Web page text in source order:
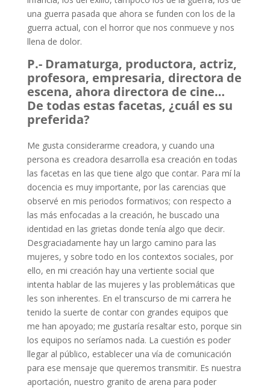
una guerra pasada que ahora se funden con los de la
guerra actual, con el horror que nos conmueve y nos
llena de dolor.
P.- Dramaturga, productora, actriz,
profesora, empresaria, directora de
escena, ahora directora de cine…
De todas estas facetas, ¿cuál es su
preferida?
Me gusta considerarme creadora, y cuando una
persona es creadora desarrolla esa creación en todas
las facetas en las que tiene algo que contar. Para mí la
docencia es muy importante, por las carencias que
observé en mis periodos formativos; con respecto a
las más enfocadas a la creación, he buscado una
identidad en las grietas donde tenía algo que decir.
Desgraciadamente hay un largo camino para las
mujeres, y sobre todo en los contextos sociales, por
ello, en mi creación hay una vertiente social que
intenta hablar de las mujeres y las problemáticas que
les son inherentes. En el transcurso de mi carrera he
tenido la suerte de contar con grandes equipos que
me han apoyado; me gustaría resaltar esto, porque sin
los equipos no seríamos nada. La cuestión es poder
llegar al público, establecer una vía de comunicación
para ese mensaje que queremos transmitir. Es nuestra
aportación, nuestro granito de arena para poder